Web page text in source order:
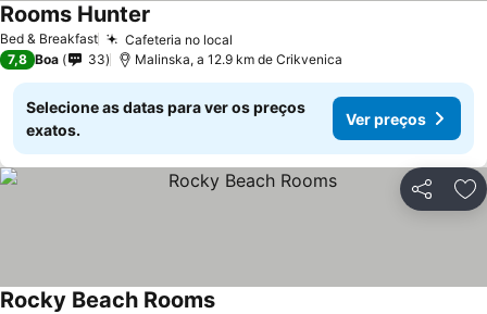
Bed & Breakfast Cafeteria no local
Rooms Hunter
7,8 Boa 33 Malinska, a 12.9 km de Crikvenica
Selecione as datas para ver os preços
exatos.
Ver preços
Partilhar
Rocky Beach Rooms